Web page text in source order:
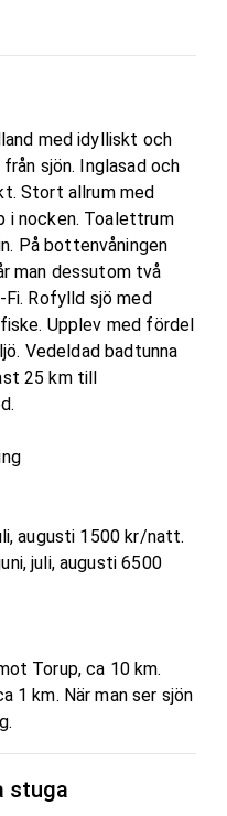
med idylliskt och
sjön. Inglasad och
Stort allrum med
i nocken. Toalettrum
På bottenvåningen
man dessutom två
Rofylld sjö med
Upplev med fördel
Vedeldad badtunna
25 km till
augusti 1500 kr/natt.
juli, augusti 6500
Torup, ca 10 km.
1 km. När man ser sjön
stuga